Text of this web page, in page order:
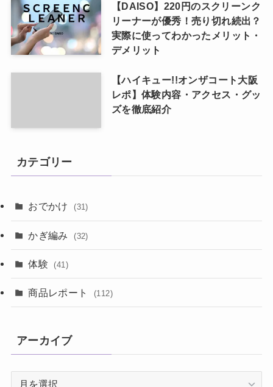
【DAISO】220円のスクリーンク
リーナーが優秀！売り切れ続出？
実際に使ってわかったメリット・
デメリット
【ハイキュー!!オンザコート大阪
レポ】体験内容・アクセス・グッ
ズを徹底紹介
カテゴリー
おでかけ (31)
かぎ編み (32)
体験 (41)
商品レポート (112)
アーカイブ